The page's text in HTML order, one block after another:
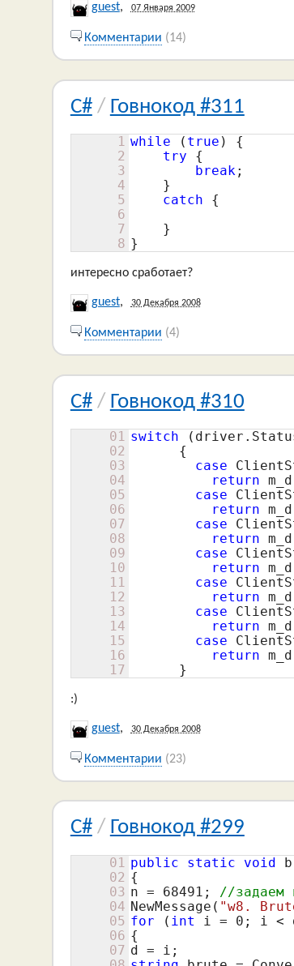
guest, 07 Января 2009
Комментарии (14)
C#/ Говнокод #311
1
2
3
4
5
6
7
8
while ( true ) {
try {
break;
    }
catch {
    }
}
интересно сработает?
guest, 30 Декабря 2008
Комментарии (4)
C#/ Говнокод #310
01
02
03
04
05
06
07
08
09
10
11
12
13
14
15
16
17
switch
      {
case
return
case
return
case
return
case
return
case
return
case
return
case
return
      }
:)
guest, 30 Декабря 2008
Комментарии (23)
C#/ Говнокод #299
01
02
03
04
05
06
07
public static void
{
n = 68491 ;
//задаем
NewMessage( "w8.
for ( int i = 0 ; i <
{